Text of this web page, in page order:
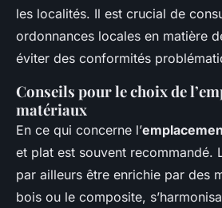
les localités. Il est crucial de
ordonnances locales en matière
éviter des conformités
Conseils pour le choix de
matériaux
En ce qui concerne l’
et plat est souvent recommandé.
par ailleurs être enrichie par des
bois ou le composite,